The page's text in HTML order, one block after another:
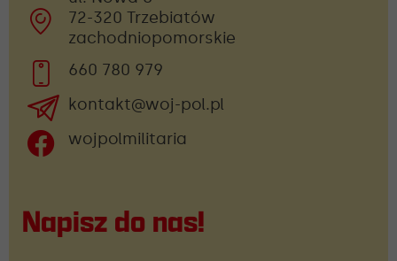
72-320 Trzebiatów
zachodniopomorskie
660 780 979
kontakt@woj-pol.pl
wojpolmilitaria
Napisz do nas!